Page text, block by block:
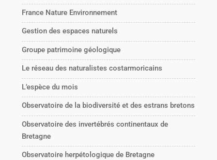
France Nature Environnement
Gestion des espaces naturels
Groupe patrimoine géologique
Le réseau des naturalistes costarmoricains
L’espèce du mois
Observatoire de la biodiversité et des estrans bretons
Observatoire des invertébrés continentaux de
Bretagne
Observatoire herpétologique de Bretagne